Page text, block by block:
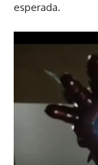
esperada.